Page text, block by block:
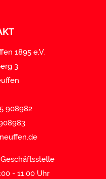
1895 e.V.
3
908982
- 11:00 Uhr